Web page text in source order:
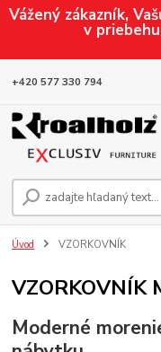
Vážený zákazník,
v
+420 577 330 794
Úvod VZORKOVNÍK
VZORKOVNÍK
Moderné